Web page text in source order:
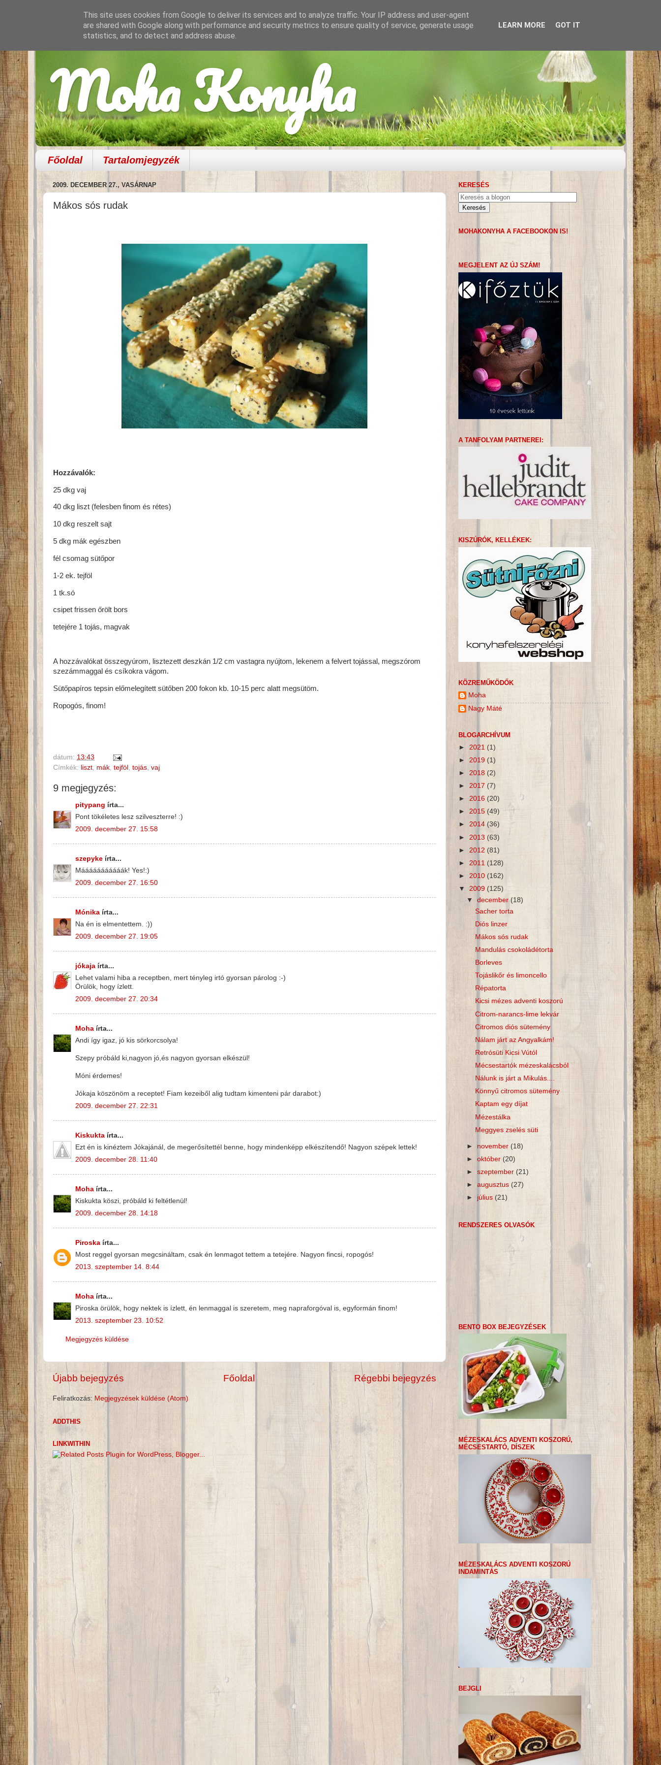
Moha Konyha
Főoldal Tartalomjegyzék
2009. DECEMBER 27., VASÁRNAP
Mákos sós rudak
Hozzávalók:
25 dkg vaj
40 dkg liszt (felesben finom és rétes)
10 dkg reszelt sajt
5 dkg mák egészben
fél csomag sütőpor
1-2 ek. tejföl
1 tk.só
csipet frissen őrölt bors
tetejére 1 tojás, magvak
A hozzávalókat összegyúrom, lisztezett deszkán 1/2 cm vastagra nyújtom, lekenem a felvert tojással, megszórom
szezámmaggal és csíkokra vágom.
Sütőpapíros tepsin előmelegített sütőben 200 fokon kb. 10-15 perc alatt megsütöm.
Ropogós, finom!
dátum: 13:43
Címkék: liszt, mák, tejföl , tojás, vaj
9 megjegyzés:
pitypang írta...
Pont tökéletes lesz szilveszterre! :)
2009. december 27. 15:58
szepyke írta...
Mááááááááááák! Yes!:)
2009. december 27. 16:50
Mónika írta...
Na én is elmentettem. :))
2009. december 27. 19:05
jókaja írta...
Lehet valami hiba a receptben, mert tényleg irtó gyorsan párolog :-)
Örülök, hogy ízlett.
2009. december 27. 20:34
Moha írta...
Andi így igaz, jó kis sörkorcsolya!
Szepy próbáld ki,nagyon jó,és nagyon gyorsan elkészül!
Móni érdemes!
Jókaja köszönöm a receptet! Fiam kezeiből alig tudtam kimenteni pár darabot:)
2009. december 27. 22:31
Kiskukta írta...
Ezt én is kinéztem Jókajánál, de megerősítettél benne, hogy mindenképp elkészítendő! Nagyon szépek lettek!
2009. december 28. 11:40
Moha írta...
Kiskukta köszi, próbáld ki feltétlenül!
2009. december 28. 14:18
Piroska írta...
Most reggel gyorsan megcsináltam, csak én lenmagot tettem a tetejére. Nagyon fincsi, ropogós!
2013. szeptember 14. 8:44
Moha írta...
Piroska örülök, hogy nektek is ízlett, én lenmaggal is szeretem, meg napraforgóval is, egyformán finom!
2013. szeptember 23. 10:52
Megjegyzés küldése
Újabb bejegyzés Régebbi bejegyzés
Főoldal
Feliratkozás: Megjegyzések küldése (Atom)
ADDTHIS
LINKWITHIN
KERESÉS
MOHAKONYHA A FACEBOOKON IS!
MEGJELENT AZ ÚJ SZÁM!
A TANFOLYAM PARTNEREI:
KISZÚRÓK, KELLÉKEK:
KÖZREMŰKÖDŐK
Moha
Nagy Máté
BLOGARCHÍVUM
► 2021 (1)
► 2019 (1)
► 2018 (2)
► 2017 (7)
► 2016 (20)
► 2015 (49)
► 2014 (36)
► 2013 (63)
► 2012 (81)
► 2011 (128)
► 2010 (162)
▼ 2009 (125)
▼december (18)
Sacher torta
Diós linzer
Mákos sós rudak
Mandulás csokoládétorta
Borleves
Tojáslikőr és limoncello
Répatorta
Kicsi mézes adventi koszorú
Citrom-narancs-lime lekvár
Citromos diós sütemény
Nálam járt az Angyalkám!
Retrósüti Kicsi Vútól
Mécsestartók mézeskalácsból
Nálunk is járt a Mikulás....
Könnyű citromos sütemény
Kaptam egy díjat
Mézestálka
Meggyes zselés süti
► november (18)
►október (20)
►szeptember (21)
►augusztus (27)
► július (21)
RENDSZERES OLVASÓK
BENTO BOX BEJEGYZÉSEK
MÉZESKALÁCS ADVENTI KOSZORÚ,
MÉCSESTARTÓ, DÍSZEK
MÉZESKALÁCS ADVENTI KOSZORÚ
INDAMINTÁS
BEJGLI
This site uses cookies from Google to deliver its services and to analyze traffic. Your IP address and user-agent
are shared with Google along with performance and security metrics to ensure quality of service, generate usage
statistics, and to detect and address abuse.
LEARN MORE GOT IT